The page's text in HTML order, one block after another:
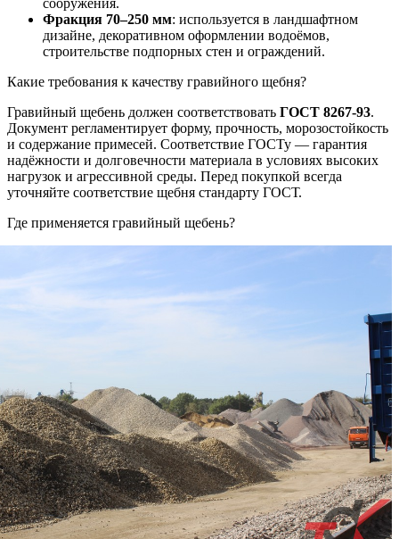
сооружения.
Фракция 70–250 мм: используется в ландшафтном
дизайне, декоративном оформлении водоёмов,
строительстве подпорных стен и ограждений.
Какие требования к качеству гравийного щебня?
Гравийный щебень должен соответствовать ГОСТ 8267-93.
Документ регламентирует форму, прочность, морозостойкость
и содержание примесей. Соответствие ГОСТу — гарантия
надёжности и долговечности материала в условиях высоких
нагрузок и агрессивной среды. Перед покупкой всегда
уточняйте соответствие щебня стандарту ГОСТ.
Где применяется гравийный щебень?